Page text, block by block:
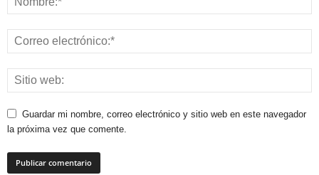
Guardar mi nombre, correo electrónico y sitio web en este navegador
la próxima vez que comente.